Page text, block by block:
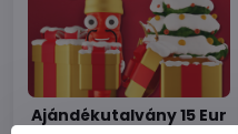
Ajándékutalvány 15 Eur